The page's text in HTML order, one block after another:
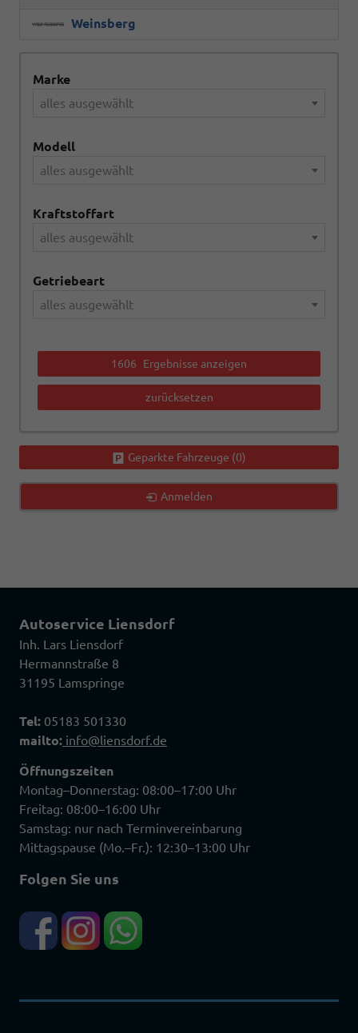
Weinsberg
Marke
alles ausgewählt
Modell
alles ausgewählt
Kraftstoffart
alles ausgewählt
Getriebeart
alles ausgewählt
1606 Ergebnisse anzeigen
zurücksetzen
Geparkte Fahrzeuge (0)
Anmelden
Autoservice Liensdorf
Inh. Lars Liensdorf
Hermannstraße 8
31195 Lamspringe
Tel: 05183 501330
mailto: info@liensdorf.de
Öffnungszeiten
Montag–Donnerstag: 08:00–17:00 Uhr
Freitag: 08:00–16:00 Uhr
Samstag: nur nach Terminvereinbarung
Mittagspause (Mo.–Fr.): 12:30–13:00 Uhr
Folgen Sie uns